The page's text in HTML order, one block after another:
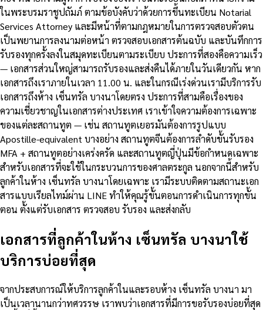
ในพระบรมราชูปถัมภ์ ตามข้อบังคับว่าด้วยการขึ้นทะเบียน Notarial
Services Attorney และมีหน้าที่ตามกฎหมายในการตรวจสอบตัวตน
เป็นพยานการลงนามต่อหน้า ตรวจสอบเอกสารต้นฉบับ และบันทึกการ
รับรองทุกครั้งลงในสมุดทะเบียนตามระเบียบ ประการที่สองคือความเร็ว
— เอกสารส่วนใหญ่สามารถรับรองและส่งคืนได้ภายในวันเดียวกัน หาก
เอกสารถึงเราภายในเวลา 11.00 น. และในกรณีเร่งด่วนเรามีบริการรับ
เอกสารถึงห้าง เซ็นทรัล บางนาโดยตรง ประการที่สามคือเรื่องของ
ความเชี่ยวชาญในเอกสารต่างประเทศ เราเข้าใจความต้องการเฉพาะ
ของแต่ละสถานทูต — เช่น สถานทูตเยอรมันต้องการรูปแบบ
Apostille-equivalent บางอย่าง สถานทูตจีนต้องการลำดับขั้นรับรอง
MFA + สถานทูตอย่างเคร่งครัด และสถานทูตญี่ปุ่นมีข้อกำหนดเฉพาะ
สำหรับเอกสารที่จะใช้ในกระบวนการของศาลตระกูล นอกจากนี้สำหรับ
ลูกค้าในห้าง เซ็นทรัล บางนาโดยเฉพาะ เรามีระบบติดตามสถานะเอก
สารแบบเรียลไทม์ผ่าน LINE ทำให้คุณรู้ขั้นตอนการดำเนินการทุกขั้น
ตอน ตั้งแต่รับเอกสาร ตรวจสอบ รับรอง และส่งกลับ
เอกสารที่ลูกค้าในห้าง เซ็นทรัล บางนาใช้
บริการบ่อยที่สุด
จากประสบการณ์ให้บริการลูกค้าในและรอบห้าง เซ็นทรัล บางนา มา
เป็นเวลานานกว่าทศวรรษ เราพบว่าเอกสารที่มีการขอรับรองบ่อยที่สุด